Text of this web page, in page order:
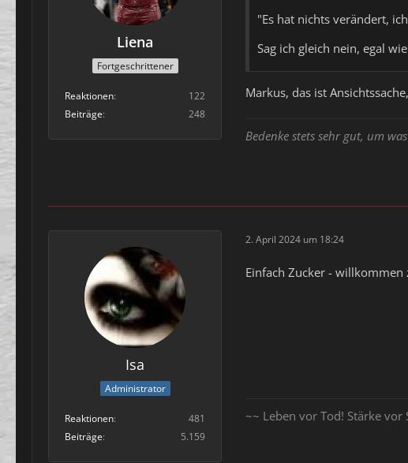
Liena
Fortgeschrittener
Reaktionen
122
Beiträge
248
"Es hat nichts verändert,
Sag ich gleich nein, egal
Markus, das ist
Bedenke stets sehr gut, um
Isa
Administrator
Reaktionen
481
Beiträge
5.159
2. April 2024 um 18:24
Einfach Zucker - willkommen
~~ Leben vor Tod! Stärke vor